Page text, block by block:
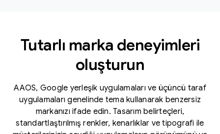
Tutarlı marka deneyimleri
oluşturun
AAOS, Google yerleşik uygulamaları ve üçüncü taraf
uygulamaları genelinde tema kullanarak benzersiz
markanızı ifade edin. Tasarım belirteçleri,
standartlaştırılmış renkler, kenarlıklar ve tipografi ile